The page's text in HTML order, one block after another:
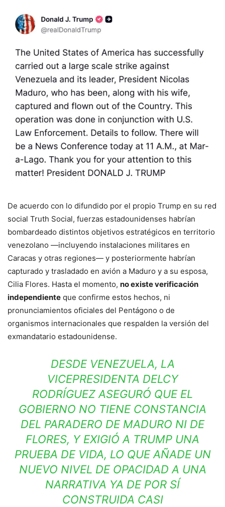
De acuerdo con lo difundido por el propio Trump en su red
social Truth Social, fuerzas estadounidenses habrían
bombardeado distintos objetivos estratégicos en territorio
venezolano —incluyendo instalaciones militares en
Caracas y otras regiones— y posteriormente habrían
capturado y trasladado en avión a Maduro y a su esposa,
Cilia Flores. Hasta el momento, no existe verificación
independiente que confirme estos hechos, ni
pronunciamientos oficiales del Pentágono o de
organismos internacionales que respalden la versión del
exmandatario estadounidense.
DESDE VENEZUELA, LA
VICEPRESIDENTA DELCY
RODRÍGUEZ ASEGURÓ QUE EL
GOBIERNO NO TIENE CONSTANCIA
DEL PARADERO DE MADURO NI DE
FLORES, Y EXIGIÓ A TRUMP UNA
PRUEBA DE VIDA, LO QUE AÑADE UN
NUEVO NIVEL DE OPACIDAD A UNA
NARRATIVA YA DE POR SÍ
CONSTRUIDA CASI